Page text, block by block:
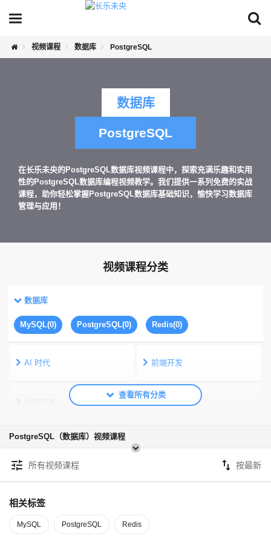
视频课程 数据库 PostgreSQL
数据库
PostgreSQL
在长乐未央的PostgreSQL数据库视频课程中，探索充满乐趣和实用
性的PostgreSQL数据库编程视频教学。我们提供一系列免费的实战
课程，助你轻松掌握PostgreSQL数据库基础知识，愉快学习数据库
管理与应用！
视频课程分类
数据库
MySQL(0) PostgreSQL(0) Redis(0)
AI 时代 前端开发
后端开发
数据库
公共
PostgreSQL（数据库）视频课程
tune 所有视频课程 swap_vert
相关标签
MySQL PostgreSQL Redis